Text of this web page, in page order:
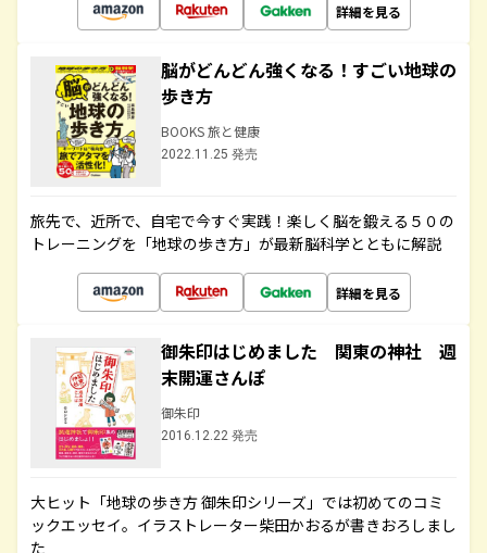
詳細を見る
脳がどんどん強くなる！すごい地球の
歩き方
BOOKS 旅と健康
2022.11.25 発売
旅先で、近所で、自宅で今すぐ実践！楽しく脳を鍛える５０の
トレーニングを「地球の歩き方」が最新脳科学とともに解説
詳細を見る
御朱印はじめました 関東の神社 週
末開運さんぽ
御朱印
2016.12.22 発売
大ヒット「地球の歩き方 御朱印シリーズ」では初めてのコミ
ックエッセイ。イラストレーター柴田かおるが書きおろしまし
た